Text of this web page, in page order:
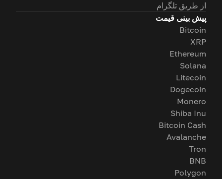
از طریق تلگرام
پیش بینی قیمت
Bitcoin
XRP
Ethereum
Solana
Litecoin
Dogecoin
Monero
Shiba Inu
Bitcoin Cash
Avalanche
Tron
BNB
Polygon